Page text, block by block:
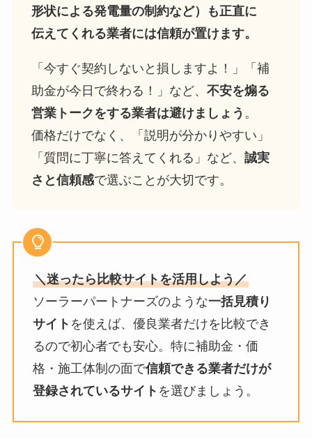
形状による発電量の制約など）も正直に
伝えてくれる業者には信頼が置けます。
「今すぐ契約しないと損しますよ！」「補
助金が今日で終わる！」など、 不安を煽る
営業トークをする業者は避けましょう 。
価格だけでなく、「説明が分かりやすい」
「質問に丁寧に答えてくれる」など、 誠実
さと信頼感で選ぶことが大切です。
＼迷ったら比較サイトを活用しよう／
ソーラーパートナーズのような一括見積り
サイト を使えば、優良業者だけを比較でき
るので初心者でも安心。特に補助金・価
格・施工体制の面で信頼できる業者だけが
登録されているサイト を選びましょう。